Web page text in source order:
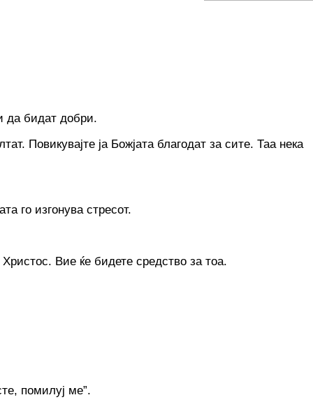
да бидат добри.
Повикувајте ја Божјата благодат за сите. Таа нека
го изгонува стресот.
Вие ќе бидете средство за тоа.
помилуј ме”.